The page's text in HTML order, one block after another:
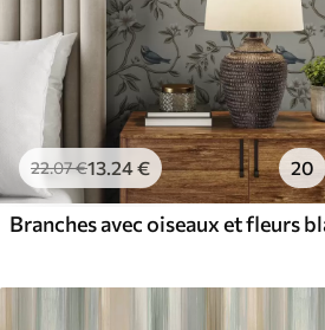
22.07€13.24€ 20